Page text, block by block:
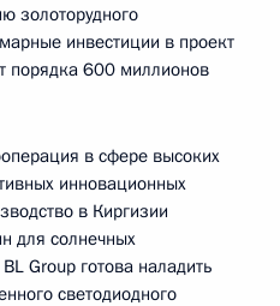
золоторудного
инвестиции в проект
порядка 600 миллионов
в сфере высоких
инновационных
в Киргизии
для солнечных
Group готова наладить
светодиодного